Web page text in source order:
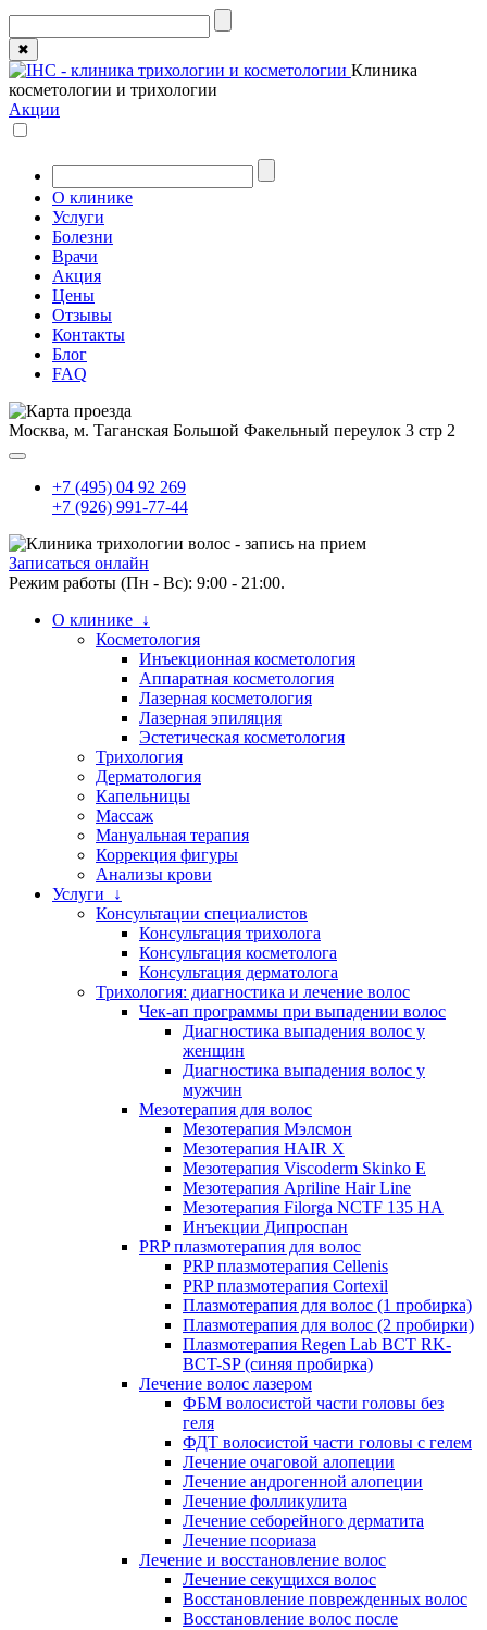
✖
Клиника
косметологии и трихологии
Акции
О клинике
Услуги
Болезни
Врачи
Акция
Цены
Отзывы
Контакты
Блог
FAQ
Москва, м. Таганская Большой Факельный переулок 3 стр 2
+7 (495) 04 92 269
+7 (926) 991-77-44
Записаться онлайн
Режим работы (Пн - Вс): 9:00 - 21:00.
О клинике ↓
Косметология
Инъекционная косметология
Аппаратная косметология
Лазерная косметология
Лазерная эпиляция
Эстетическая косметология
Трихология
Дерматология
Капельницы
Массаж
Мануальная терапия
Коррекция фигуры
Анализы крови
Услуги ↓
Консультации специалистов
Консультация трихолога
Консультация косметолога
Консультация дерматолога
Трихология: диагностика и лечение волос
Чек-ап программы при выпадении волос
Диагностика выпадения волос у
женщин
Диагностика выпадения волос у
мужчин
Мезотерапия для волос
Мезотерапия Мэлсмон
Мезотерапия HAIR X
Мезотерапия Viscoderm Skinko E
Мезотерапия Apriline Hair Line
Мезотерапия Filorga NCTF 135 HA
Инъекции Дипроспан
PRP плазмотерапия для волос
PRP плазмотерапия Cellenis
PRP плазмотерапия Cortexil
Плазмотерапия для волос (1 пробирка)
Плазмотерапия для волос (2 пробирки)
Плазмотерапия Regen Lab BCT RK-
BCT-SP (синяя пробирка)
Лечение волос лазером
ФБМ волосистой части головы без
геля
ФДТ волосистой части головы с гелем
Лечение очаговой алопеции
Лечение андрогенной алопеции
Лечение фолликулита
Лечение себорейного дерматита
Лечение псориаза
Лечение и восстановление волос
Лечение секущихся волос
Восстановление поврежденных волос
Восстановление волос после